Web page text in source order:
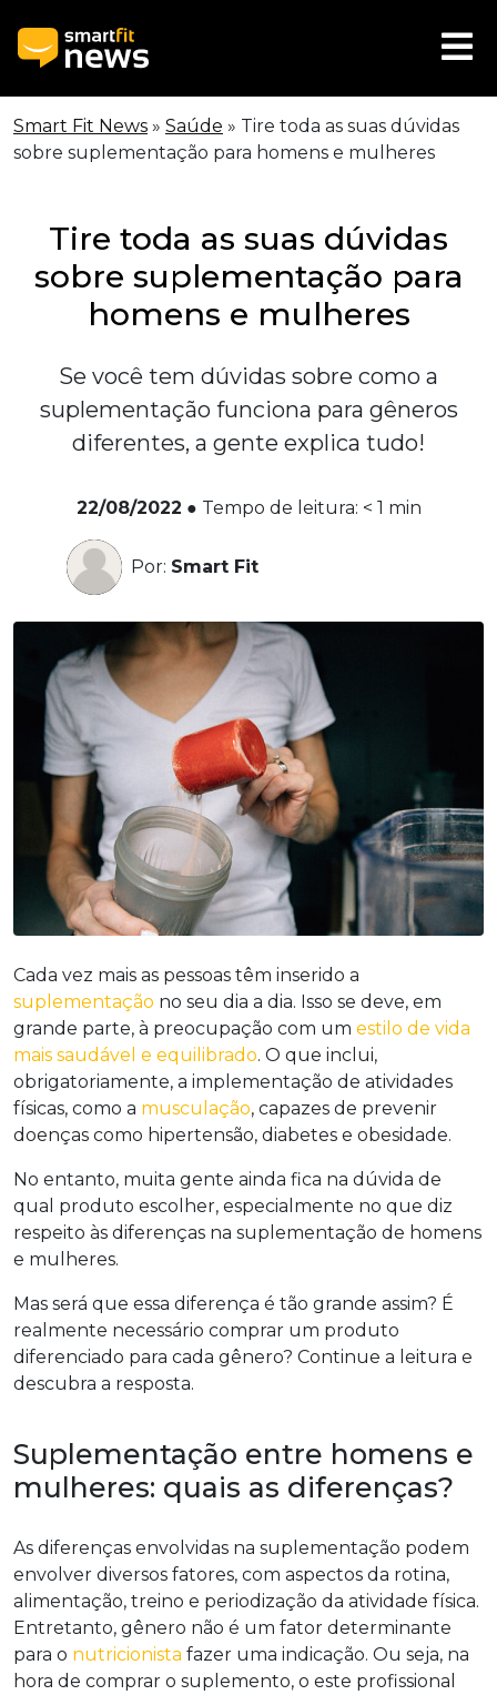
Smart Fit News » Saúde » Tire toda as suas dúvidas
sobre suplementação para homens e mulheres
Tire toda as suas dúvidas
sobre suplementação para
homens e mulheres
Se você tem dúvidas sobre como a
suplementação funciona para gêneros
diferentes, a gente explica tudo!
22/08/2022 ● Tempo de leitura: < 1 min
Por: Smart Fit
Cada vez mais as pessoas têm inserido a
suplementação no seu dia a dia. Isso se deve, em
grande parte, à preocupação com um estilo de vida
mais saudável e equilibrado. O que inclui,
obrigatoriamente, a implementação de atividades
físicas, como a musculação, capazes de prevenir
doenças como hipertensão, diabetes e obesidade.
No entanto, muita gente ainda fica na dúvida de
qual produto escolher, especialmente no que diz
respeito às diferenças na suplementação de homens
e mulheres.
Mas será que essa diferença é tão grande assim? É
realmente necessário comprar um produto
diferenciado para cada gênero? Continue a leitura e
descubra a resposta.
Suplementação entre homens e
mulheres: quais as diferenças?
As diferenças envolvidas na suplementação podem
envolver diversos fatores, com aspectos da rotina,
alimentação, treino e periodização da atividade física.
Entretanto, gênero não é um fator determinante
para o nutricionista fazer uma indicação. Ou seja, na
hora de comprar o suplemento, o este profissional